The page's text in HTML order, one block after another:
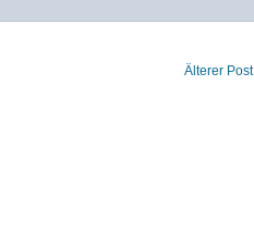
Älterer Post